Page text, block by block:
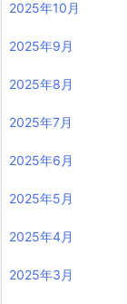
2025年10月
2025年9月
2025年8月
2025年7月
2025年6月
2025年5月
2025年4月
2025年3月